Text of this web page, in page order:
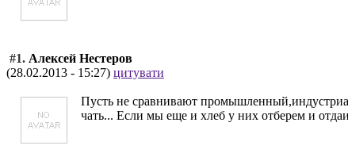
#1. Алексей Нестеров
(28.02.2013 - 15:27) цитувати
Пусть не сравнивают
чать... Если мы еще и хлеб у них отберем и